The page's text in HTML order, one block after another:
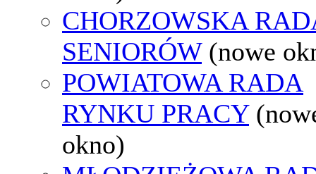
CHORZOWSKA
SENIORÓW (nowe
POWIATOWA RADA
RYNKU PRACY
okno)